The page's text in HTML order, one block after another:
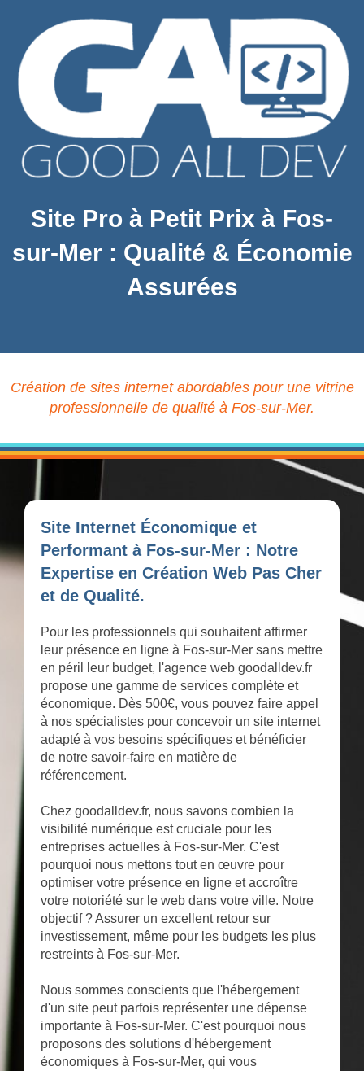
Site Pro à Petit Prix à Fos-
sur-Mer : Qualité & Économie
Assurées
Création de sites internet abordables pour une vitrine
professionnelle de qualité à Fos-sur-Mer.
Site Internet Économique et
Performant à Fos-sur-Mer : Notre
Expertise en Création Web Pas Cher
et de Qualité.
Pour les professionnels qui souhaitent affirmer
leur présence en ligne à Fos-sur-Mer sans mettre
en péril leur budget, l'agence web goodalldev.fr
propose une gamme de services complète et
économique. Dès 500€, vous pouvez faire appel
à nos spécialistes pour concevoir un site internet
adapté à vos besoins spécifiques et bénéficier
de notre savoir-faire en matière de
référencement.
Chez goodalldev.fr, nous savons combien la
visibilité numérique est cruciale pour les
entreprises actuelles à Fos-sur-Mer. C'est
pourquoi nous mettons tout en œuvre pour
optimiser votre présence en ligne et accroître
votre notoriété sur le web dans votre ville. Notre
objectif ? Assurer un excellent retour sur
investissement, même pour les budgets les plus
restreints à Fos-sur-Mer.
Nous sommes conscients que l'hébergement
d'un site peut parfois représenter une dépense
importante à Fos-sur-Mer. C'est pourquoi nous
proposons des solutions d'hébergement
économiques à Fos-sur-Mer, qui vous